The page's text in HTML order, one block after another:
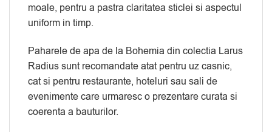
moale, pentru a pastra claritatea sticlei si aspectul
uniform in timp.
Paharele de apa de la Bohemia din colectia Larus
Radius sunt recomandate atat pentru uz casnic,
cat si pentru restaurante, hoteluri sau sali de
evenimente care urmaresc o prezentare curata si
coerenta a bauturilor.